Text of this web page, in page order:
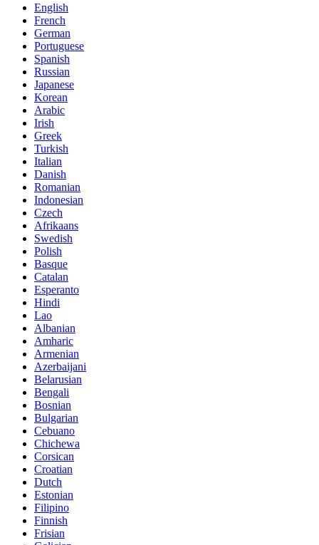
English
French
German
Portuguese
Spanish
Russian
Japanese
Korean
Arabic
Irish
Greek
Turkish
Italian
Danish
Romanian
Indonesian
Czech
Afrikaans
Swedish
Polish
Basque
Catalan
Esperanto
Hindi
Lao
Albanian
Amharic
Armenian
Azerbaijani
Belarusian
Bengali
Bosnian
Bulgarian
Cebuano
Chichewa
Corsican
Croatian
Dutch
Estonian
Filipino
Finnish
Frisian